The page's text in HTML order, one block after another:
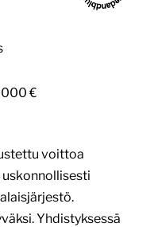
€
voittoa
Yhdistyksessä